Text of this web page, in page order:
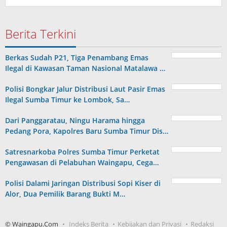
Berita Terkini
Berkas Sudah P21, Tiga Penambang Emas
Ilegal di Kawasan Taman Nasional Matalawa …
Polisi Bongkar Jalur Distribusi Laut Pasir Emas
Ilegal Sumba Timur ke Lombok, Sa…
Dari Panggaratau, Ningu Harama hingga
Pedang Pora, Kapolres Baru Sumba Timur Dis…
Satresnarkoba Polres Sumba Timur Perketat
Pengawasan di Pelabuhan Waingapu, Cega…
Polisi Dalami Jaringan Distribusi Sopi Kiser di
Alor, Dua Pemilik Barang Bukti M…
© Waingapu.Com Indeks Berita Kebijakan dan Privasi Redaksi